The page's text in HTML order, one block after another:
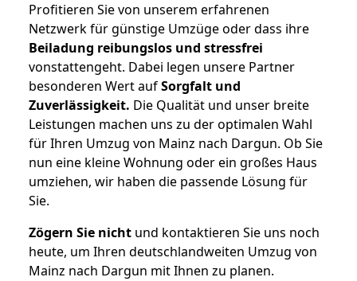
Profitieren Sie von unserem erfahrenen
Netzwerk für günstige Umzüge oder dass ihre
Beiladung reibungslos und stressfrei
vonstattengeht. Dabei legen unsere Partner
besonderen Wert aufSorgfalt und
Zuverlässigkeit. Die Qualität und unser breite
Leistungen machen uns zu der optimalen Wahl
für Ihren Umzug von Mainz nach Dargun. Ob Sie
nun eine kleine Wohnung oder ein großes Haus
umziehen, wir haben die passende Lösung für
Sie.
Zögern Sie nicht und kontaktieren Sie uns noch
heute, um Ihren deutschlandweiten Umzug von
Mainz nach Dargun mit Ihnen zu planen.